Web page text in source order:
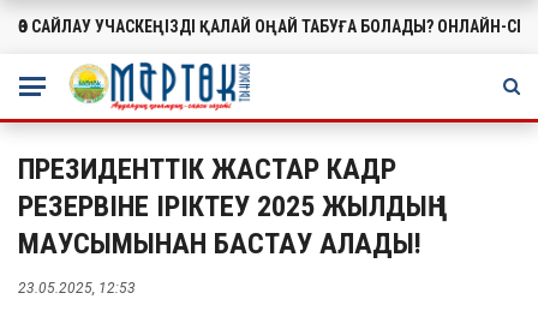
МАҢЫЗДЫ
ӨЗ САЙЛАУ УЧАСКЕҢІЗДІ ҚАЛАЙ ОҢАЙ ТАБУҒА БОЛАДЫ? ОНЛАЙН-
ПРЕЗИДЕНТТІК ЖАСТАР КАДР
РЕЗЕРВІНЕ ІРІКТЕУ 2025 ЖЫЛДЫҢ 1
МАУСЫМЫНАН БАСТАУ АЛАДЫ!
23.05.2025, 12:53